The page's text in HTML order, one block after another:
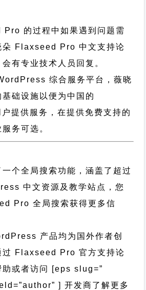
的过程中如果遇到问题需
朵 Flaxseed Pro 中文支持论
有专业技术人员回复。
综合服务平台，薇晓
础设施以便为中国的
提供服务，在提供免费支持的
务可选。
个全局搜索功能，涵盖了超过
中文资源及教学站点，您
Pro 全局搜索获得更多信
产品均为国外作者创
过 Flaxseed Pro 官方支持论
助或者访问 [eps slug=”
] 开发商了解更多